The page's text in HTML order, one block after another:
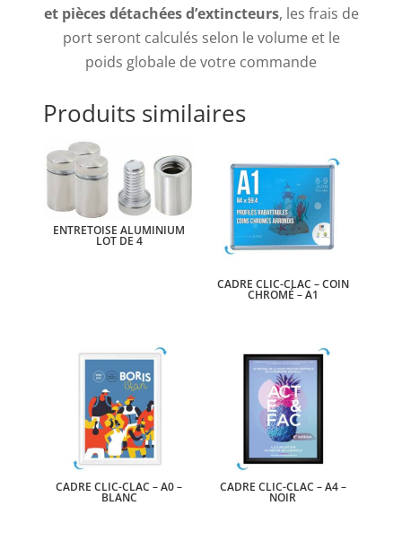
et pièces détachées d’extincteurs, les frais de
port seront calculés selon le volume et le
poids globale de votre commande
Produits similaires
ENTRETOISE ALUMINIUM
LOT DE 4
CADRE CLIC-CLAC – COIN
CHROMÉ – A1
CADRE CLIC-CLAC – A0 –
BLANC
CADRE CLIC-CLAC – A4 –
NOIR